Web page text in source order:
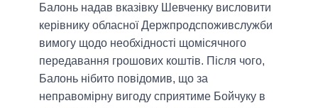
Балонь надав вказівку Шевченку висловити
керівнику обласної Держпродспоживслужби
вимогу щодо необхідності щомісячного
передавання грошових коштів. Після чого,
Балонь нібито повідомив, що за
неправомірну вигоду сприятиме Бойчуку в